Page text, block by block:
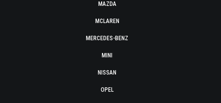
MAZDA
MCLAREN
MERCEDES-BENZ
MINI
NISSAN
OPEL